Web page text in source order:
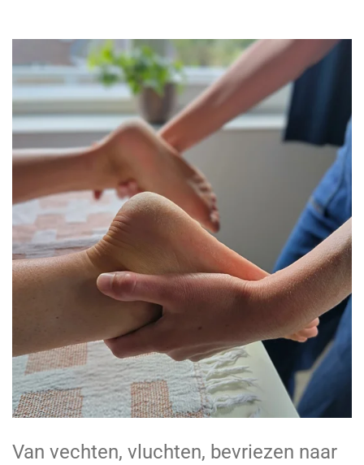
Van vechten, vluchten, bevriezen naar